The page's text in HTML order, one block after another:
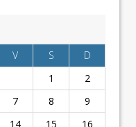
V S
D
1
2
7 8
9
14 15
16